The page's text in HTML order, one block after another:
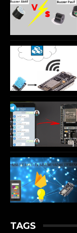
TAGS